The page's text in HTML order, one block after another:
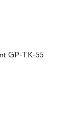
GP-TK-55